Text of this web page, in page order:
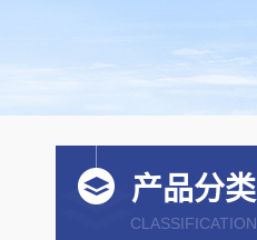
产品分类
CLASSIFICATION